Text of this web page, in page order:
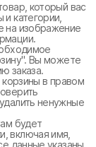
который вас
категории,
на изображение
Вы можете
заказа.
в правом
ненужные
будет
включая имя,
данные указаны